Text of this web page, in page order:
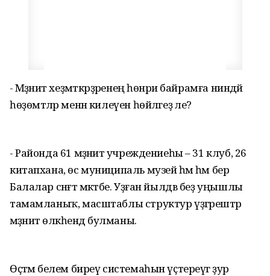
- Мәҙәниәт хеҙмәткәрҙәренең һөнәри байрамға ниндәй
һөҙөмтәләр менән килеүен һөйләгеҙ әле?
- Районда 61 мәҙәниәт учреждениеһы – 31 клуб, 26
китапхана, өс муниципаль музей һәм һәм бер
Балалар сәнғәт мәктәбе. Уҙған йылдв беҙ уңышлы
тамамланыҡ, масштаблы структур үҙгәрештәр
мәҙәниәт өлкәһендә булманы.
Өҫтәмә белем биреү системаһын үҫтереүгә ҙур